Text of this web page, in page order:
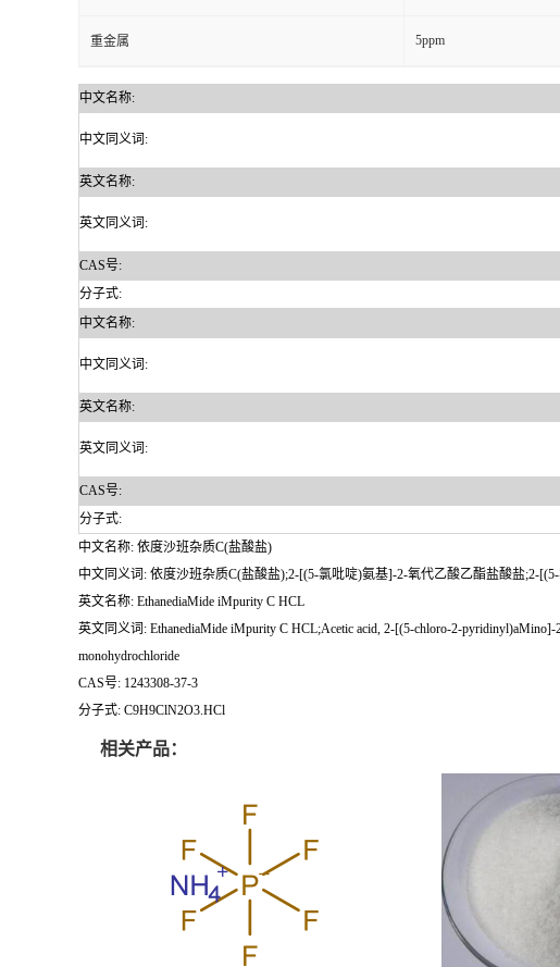
重金属 5ppm
中文名称:
中文同义词:
英文名称:
英文同义词:
CAS号:
分子式:
中文名称:
中文同义词:
英文名称:
英文同义词:
CAS号:
分子式:
中文名称: 依度沙班杂质C(盐酸盐)
中文同义词: 依度沙班杂质C(盐酸盐);2-[(5-氯吡啶)氨基]-2-氧代乙酸乙酯盐酸盐;2-
英文名称: EthanediaMide iMpurity C HCL
英文同义词: EthanediaMide iMpurity C HCL;Acetic acid, 2-[(5-chloro-2-pyridinyl)aMino]-
monohydrochloride
CAS号: 1243308-37-3
分子式: C9H9ClN2O3.HCl
相关产品：